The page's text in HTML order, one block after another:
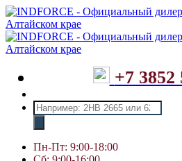
+7 3852
Поиск
товаров
Пн-Пт: 9:00-18:00